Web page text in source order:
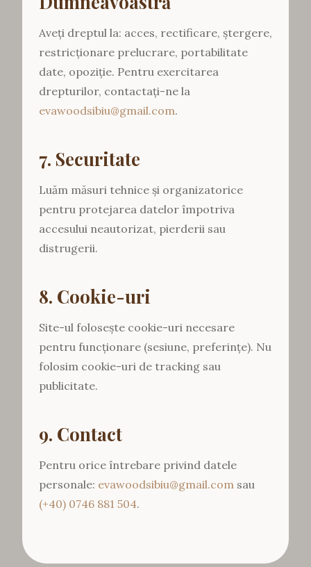
Aveți dreptul la: acces, rectificare, ștergere,
restricționare prelucrare, portabilitate
date, opoziție. Pentru exercitarea
drepturilor, contactați-ne la
evawoodsibiu@gmail.com.
7. Securitate
Luăm măsuri tehnice și organizatorice
pentru protejarea datelor împotriva
accesului neautorizat, pierderii sau
distrugerii.
8. Cookie-uri
Site-ul folosește cookie-uri necesare
pentru funcționare (sesiune, preferințe). Nu
folosim cookie-uri de tracking sau
publicitate.
9. Contact
Pentru orice întrebare privind datele
personale: evawoodsibiu@gmail.com sau
(+40) 0746 881 504.